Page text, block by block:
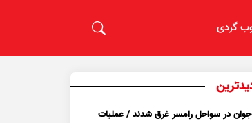
گردی
جوان در سواحل رامسر غرق شدند / عملیات